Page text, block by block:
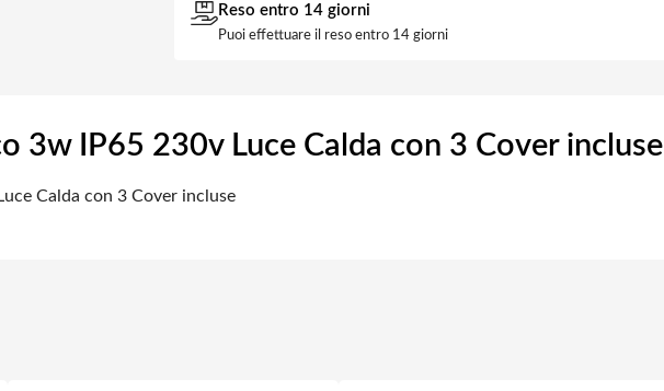
Reso entro 14 giorni
Puoi effettuare il reso entro 14 giorni
3w IP65 230v Luce Calda con 3 Cover incluse
Calda con 3 Cover incluse